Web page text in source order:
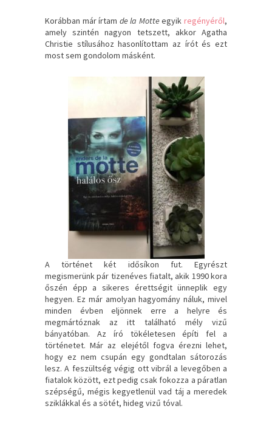
Korábban már írtam de la Motteegyikregényéről,
amely szintén nagyon tetszett, akkor Agatha
Christie stílusához hasonlítottam az írót és ezt
most sem gondolom másként.
A történet két idősíkon fut. Egyrészt
megismerünk pár tizenéves fiatalt, akik 1990 kora
őszén épp a sikeres érettségit ünneplik egy
hegyen. Ez már amolyan hagyomány náluk, mivel
minden évben eljönnek erre a helyre és
megmártóznak az itt található mély vizű
bányatóban. Az író tökéletesen építi fel a
történetet. Már az elejétől fogva érezni lehet,
hogy ez nem csupán egy gondtalan sátorozás
lesz. A feszültség végig ott vibrál a levegőben a
fiatalok között, ezt pedig csak fokozza a páratlan
szépségű, mégis kegyetlenül vad táj a meredek
sziklákkal és a sötét, hideg vizű tóval.